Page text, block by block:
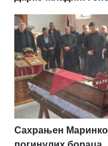
Сахрањен Маринко